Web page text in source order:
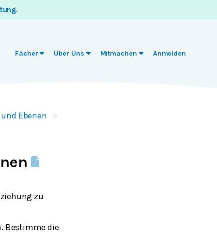
.
Fächer Über Uns Mitmachen Anmelden
Ebenen
zu
Bestimme die